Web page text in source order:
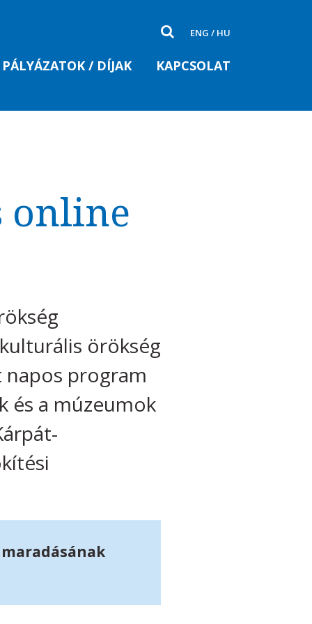
ENG / HU
PÁLYÁZATOK / DÍJAK KAPCSOLAT
online
örökség
napos program
és a múzeumok